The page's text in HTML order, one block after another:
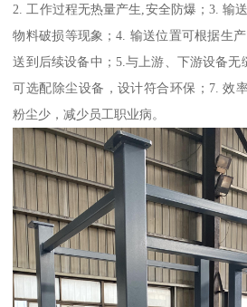
2. 工作过程无热量产生,安全防爆；3. 输
物料破损等现象；4. 输送位置可根据生
送到后续设备中；5.与上游、下游设备无
可选配除尘设备，设计符合环保；7. 效
粉尘少，减少员工职业病。